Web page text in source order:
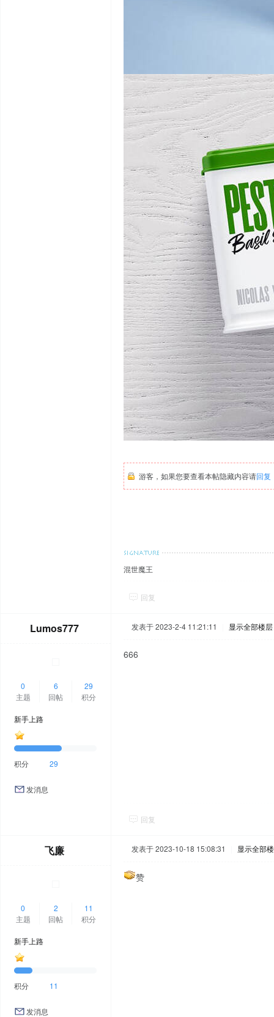
游客，如果您要查看本帖隐藏内容请回复
混世魔王
回复
Lumos777
0
主题
6
回帖
29
积分
新手上路
积分 29
发消息
发表于 2023-2-4 11:21:11 显示全部楼层
666
回复
飞廉
0
主题
2
回帖
11
积分
新手上路
积分 11
发消息
发表于 2023-10-18 15:08:31 显示全部
赞